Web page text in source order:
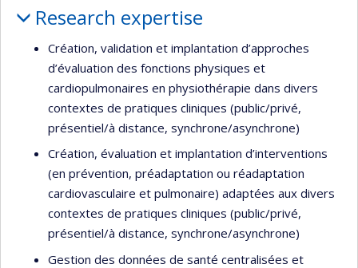
Research expertise
Création, validation et implantation d’approches
d’évaluation des fonctions physiques et
cardiopulmonaires en physiothérapie dans divers
contextes de pratiques cliniques (public/privé,
présentiel/à distance, synchrone/asynchrone)
Création, évaluation et implantation d’interventions
(en prévention, préadaptation ou réadaptation
cardiovasculaire et pulmonaire) adaptées aux divers
contextes de pratiques cliniques (public/privé,
présentiel/à distance, synchrone/asynchrone)
Gestion des données de santé centralisées et